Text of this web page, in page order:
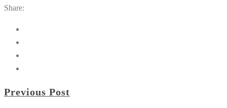
Share:
Previous Post